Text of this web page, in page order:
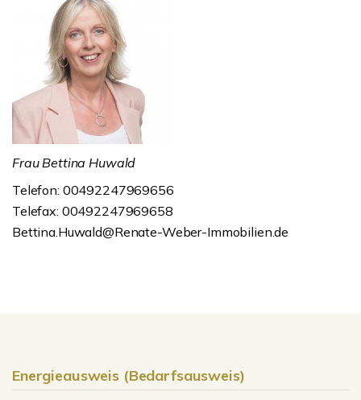
Frau Bettina Huwald
Telefon: 00492247969656
Telefax: 00492247969658
Bettina.Huwald@Renate-Weber-Immobilien.de
Energieausweis (Bedarfsausweis)